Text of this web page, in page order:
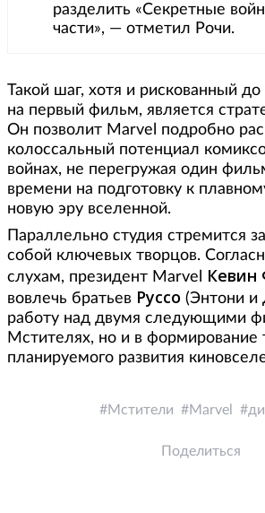
разделить «Секретные
части», — отметил Рочи.
Такой шаг, хотя и рискованный
на первый фильм, является
Он позволит Marvel подробно
колоссальный потенциал
войнах, не перегружая один
времени на подготовку к
новую эру вселенной.
Параллельно студия стремится
собой ключевых творцов.
слухам, президент Marvel
Кевин
вовлечь братьев Руссо (Энтони и
работу над двумя следующими
Мстителях, но и в формирование
планируемого развития
Мстители Marvel
Поделиться